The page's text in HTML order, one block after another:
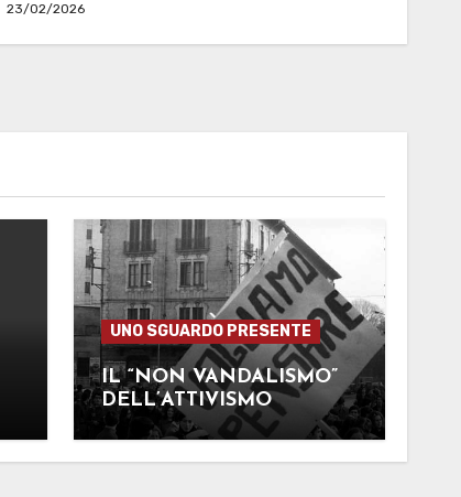
23/02/2026
UNO SGUARDO PRESENTE
IL “NON VANDALISMO”
DELL’ATTIVISMO